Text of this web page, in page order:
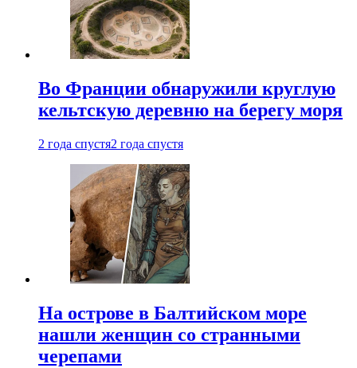
Во Франции обнаружили круглую
кельтскую деревню на берегу моря
2 года спустя2 года спустя
На острове в Балтийском море
нашли женщин со странными
черепами